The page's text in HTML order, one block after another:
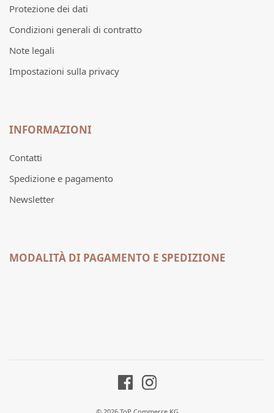
Protezione dei dati
Condizioni generali di contratto
Note legali
Impostazioni sulla privacy
INFORMAZIONI
Contatti
Spedizione e pagamento
Newsletter
MODALITÀ DI PAGAMENTO E SPEDIZIONE